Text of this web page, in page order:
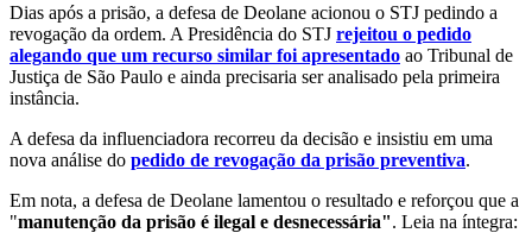
Dias após a prisão, a defesa de Deolane acionou o STJ pedindo a
revogação da ordem. A Presidência do STJ rejeitou o pedido
alegando que um recurso similar foi apresentado ao Tribunal de
Justiça de São Paulo e ainda precisaria ser analisado pela primeira
instância.
A defesa da influenciadora recorreu da decisão e insistiu em uma
nova análise do pedido de revogação da prisão preventiva.
Em nota, a defesa de Deolane lamentou o resultado e reforçou que a
"manutenção da prisão é ilegal e desnecessária". Leia na íntegra: